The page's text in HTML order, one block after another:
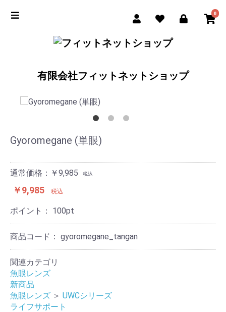
0
有限会社フィットネットショップ
Gyoromegane (単眼)
通常価格：￥9,985 税込
￥9,985 税込
ポイント： 100pt
商品コード： gyoromegane_tangan
関連カテゴリ
魚眼レンズ
新商品
魚眼レンズ ＞ UWCシリーズ
ライフサポート